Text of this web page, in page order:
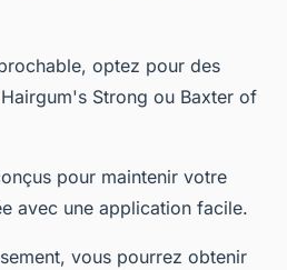
optez pour des
Strong ou Baxter of
pour maintenir votre
avec une application facile.
vous pourrez obtenir